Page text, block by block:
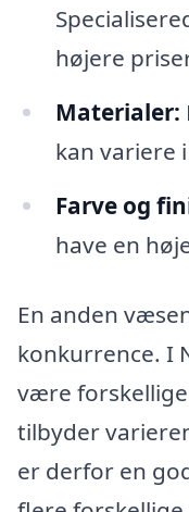
højere
Materialer:
kan variere
Farve og
have en
En anden
konkurrence. I
være
tilbyder
er derfor en